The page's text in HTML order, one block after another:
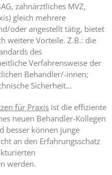
zahnärztliches MVZ,
gleich mehrere
oder angestellt tätig, bietet
weitere Vorteile. Z.B.: die
des
Verfahrensweise der
Behandler/-innen;
Sicherheit…
für Praxis ist die effiziente
neuen Behandler-Kollegen
besser können junge
an den Erfahrungsschatz
werden.